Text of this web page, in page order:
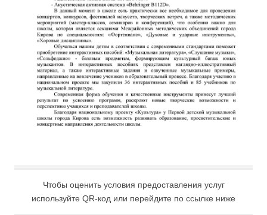
Чтобы оценить условия предоставления услуг
используйте QR-код или перейдите по ссылке ниже